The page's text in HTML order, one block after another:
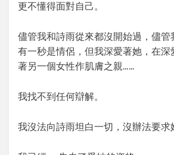
更不懂得面對自己。
儘管我和詩雨從來都沒開始過，儘管
有一秒是情侶，但我深愛著她，在深
著另一個女性作肌膚之親……
我找不到任何辯解。
我沒法向詩雨坦白一切，沒辦法要求